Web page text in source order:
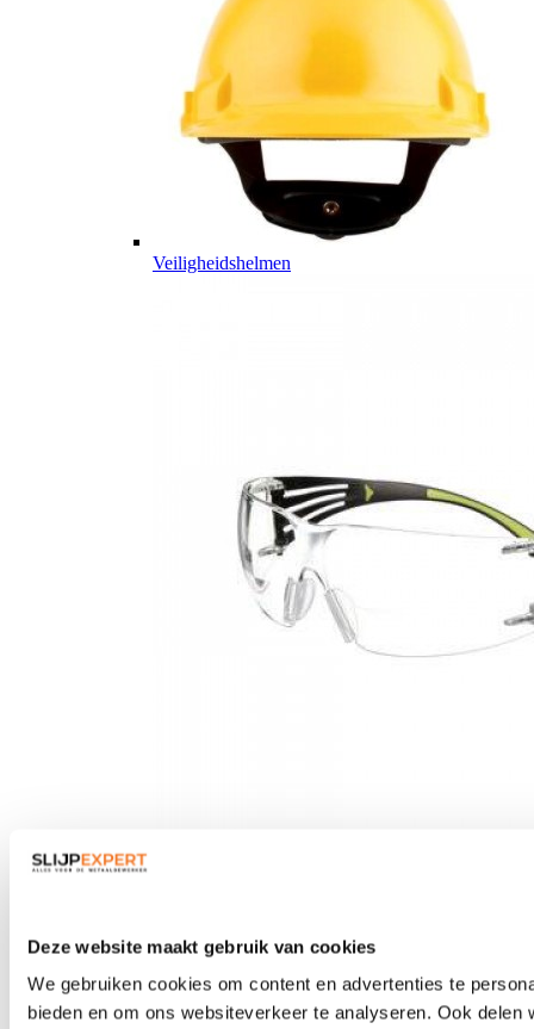
Deze website maakt gebruik van cookies
We gebruiken cookies om content en advertenties te
bieden en om ons websiteverkeer te analyseren. Ook
Veiligheidshelmen